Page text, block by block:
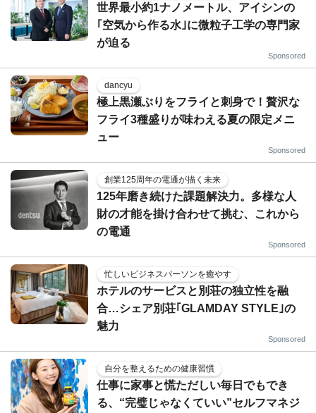
世界最小約1ナノメートル、アイシンの
｢空気から作る水｣に微粒子工学の専門家
が迫る
Sponsored
dancyu
極上黒瀬ぶりをフライと刺身で！贅沢な
フライ3種盛りが味わえる夏の限定メニ
ュー
Sponsored
創業125周年の電通が描く未来
125年磨き続けた課題解決力。多様な人
財の才能を掛け合わせて挑む、これから
の電通
Sponsored
忙しいビジネスパーソンを癒やす
ホテルのサービスと別荘の独立性を融
合…シェア別荘｢GLAMDAY STYLE｣の
魅力
Sponsored
自分を整えるための健康習慣
仕事に家事と慌ただしい毎日でもでき
る、“完璧じゃなくていい”セルフマネジ